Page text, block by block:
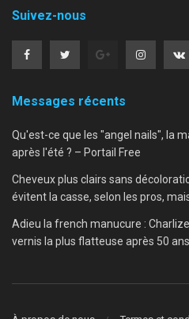
Suivez-nous
Messages récents
Qu'est-ce que les "angel nails", la
après l'été ? – Portail Free
Cheveux plus clairs sans
évitent la casse, selon les pros,
Adieu la french manucure :
vernis la plus flatteuse après 50